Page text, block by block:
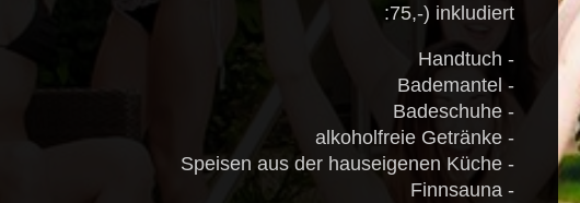
75,-) inkludiert:
- Handtuch
- Bademantel
- Badeschuhe
- alkoholfreie Getränke
- Speisen aus der hauseigenen Küche
- Finnsauna